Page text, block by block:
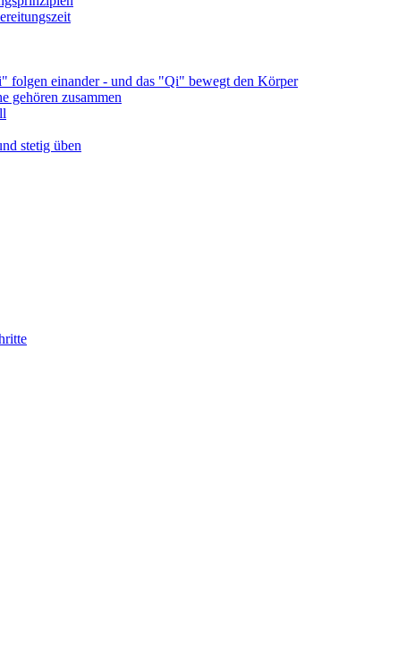
folgen einander - und das "Qi" bewegt den Körper
gehören zusammen
stetig üben